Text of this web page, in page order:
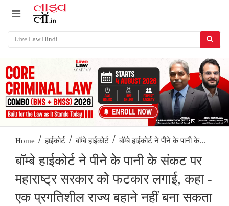
Home / हाईकोर्ट / बॉम्बे हाईकोर्ट / बॉम्बे हाईकोर्ट ने पीने के पानी के...
बॉम्बे हाईकोर्ट ने पीने के पानी के संकट पर
महाराष्ट्र सरकार को फटकार लगाई, कहा -
एक प्रगतिशील राज्य बहाने नहीं बना सकता